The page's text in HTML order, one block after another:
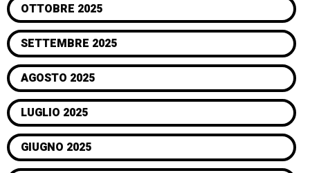
OTTOBRE 2025
SETTEMBRE 2025
AGOSTO 2025
LUGLIO 2025
GIUGNO 2025